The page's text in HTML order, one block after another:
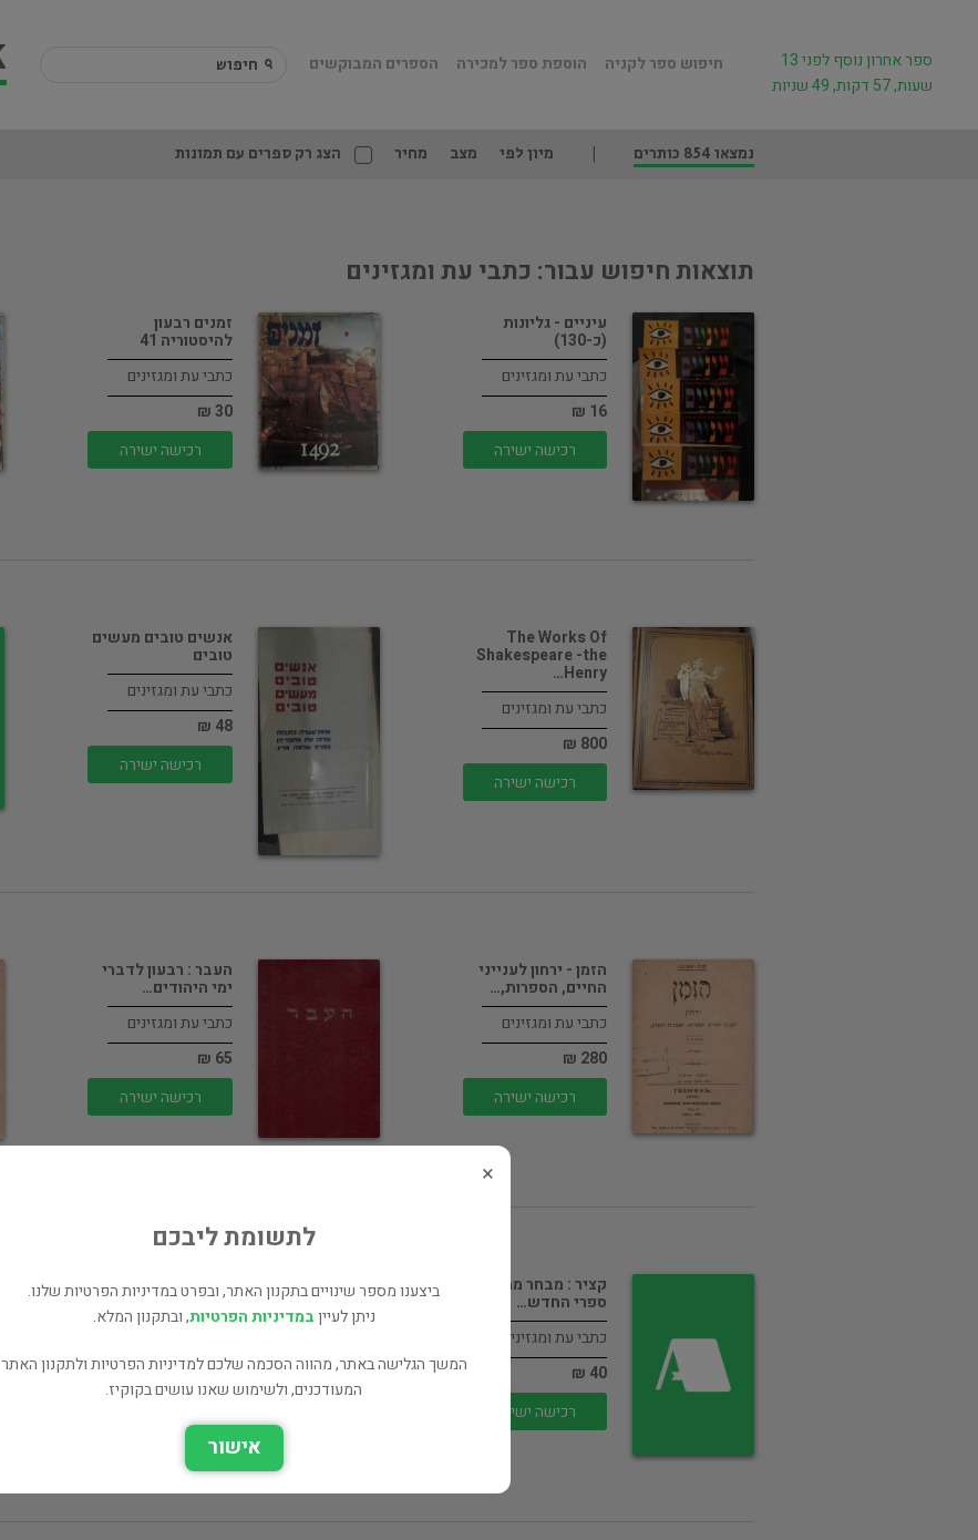
חיפוש ספר לקניה הוספת ספר למכירה הספרים המבוקשים
ספר אחרון נוסף לפני 13
שעות, 57 דקות, 49 שניות
נמצאו 854 כותרים מיון לפי מצב מחיר הצג רק ספרים עם תמונות
תוצאות חיפוש עבור: כתבי עת ומגזינים
עיניים - גליונות
(כ-130)
כתבי עת ומגזינים
16 ₪
רכישה ישירה
זמנים רבעון
להיסטוריה 41
כתבי עת ומגזינים
30 ₪
רכישה ישירה
The Works Of
Shakespeare -the
Henry…
כתבי עת ומגזינים
800 ₪
רכישה ישירה
אנשים טובים מעשים
טובים
כתבי עת ומגזינים
48 ₪
רכישה ישירה
הזמן - ירחון לענייני
החיים, הספרות,…
כתבי עת ומגזינים
280 ₪
רכישה ישירה
העבר : רבעון לדברי
ימי היהודים…
כתבי עת ומגזינים
65 ₪
רכישה ישירה
קציר : מבחר ממיטב
ספרי החדש…
כתבי עת ומגזינים
40 ₪
רכישה ישירה
ימיתון / עיתון העיר
ימית -…
600 ₪
×
לתשומת ליבכם
ביצענו מספר שינויים בתקנון האתר, ובפרט במדיניות הפרטיות שלנו.
ניתן לעייןבמדיניות הפרטיות, ובתקנון המלא.
המשך הגלישה באתר, מהווה הסכמה שלכם למדיניות הפרטיות ולתקנון האתר
המעודכנים, ולשימוש שאנו עושים בקוקיז.
אישור